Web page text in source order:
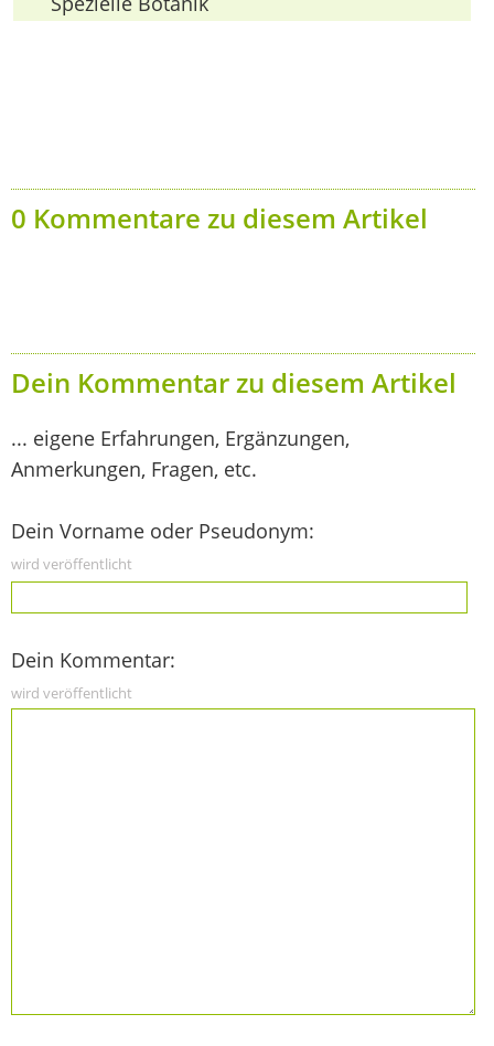
0 Kommentare zu diesem Artikel
Dein Kommentar zu diesem Artikel
... eigene Erfahrungen, Ergänzungen,
Anmerkungen, Fragen, etc.
Dein Vorname oder Pseudonym:
wird veröffentlicht
Dein Kommentar:
wird veröffentlicht